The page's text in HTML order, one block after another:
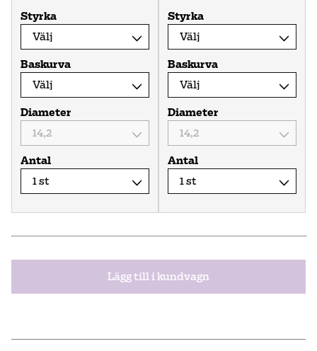
Styrka
Baskurva
Diameter
Antal
Styrka
Baskurva
Diameter
Antal
Lägg till i kundvagn